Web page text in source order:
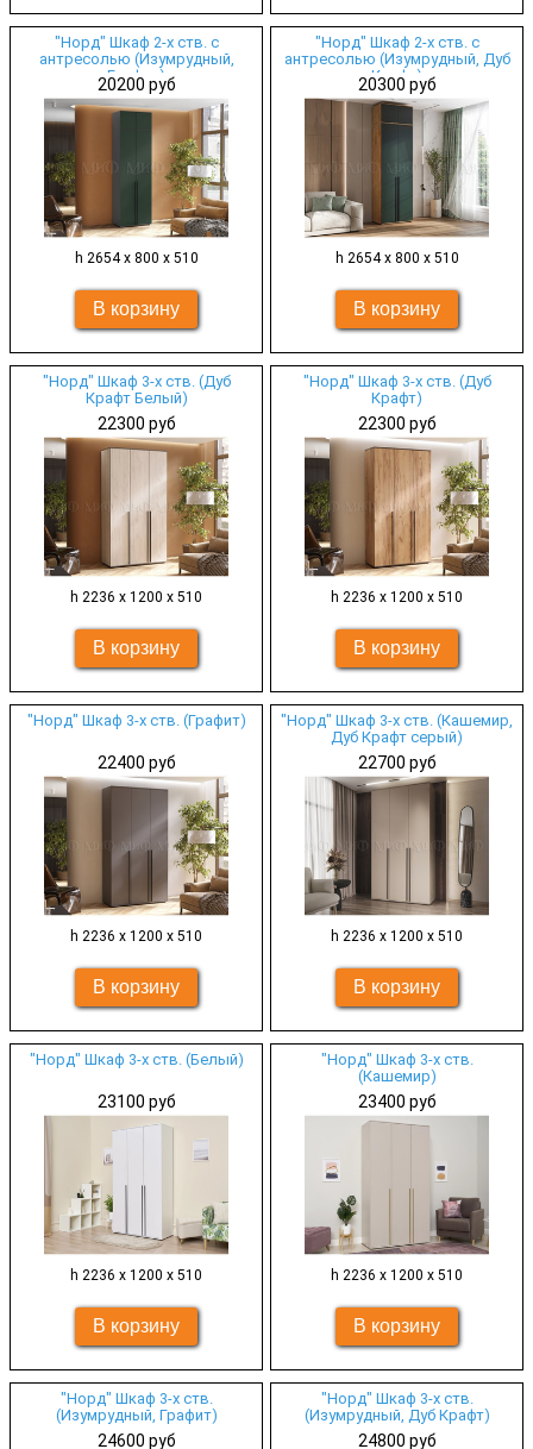
"Норд" Шкаф 2-х ств. с
антресолью (Изумрудный,
Графит)
20200 руб
h 2654 х 800 х 510
"Норд" Шкаф 2-х ств. с
антресолью (Изумрудный, Дуб
Крафт)
20300 руб
h 2654 х 800 х 510
"Норд" Шкаф 3-х ств. (Дуб
Крафт Белый)
22300 руб
h 2236 х 1200 х 510
"Норд" Шкаф 3-х ств. (Дуб
Крафт)
22300 руб
h 2236 х 1200 х 510
"Норд" Шкаф 3-х ств. (Графит)
22400 руб
h 2236 х 1200 х 510
"Норд" Шкаф 3-х ств. (Кашемир,
Дуб Крафт серый)
22700 руб
h 2236 х 1200 х 510
"Норд" Шкаф 3-х ств. (Белый)
23100 руб
h 2236 х 1200 х 510
"Норд" Шкаф 3-х ств.
(Кашемир)
23400 руб
h 2236 х 1200 х 510
"Норд" Шкаф 3-х ств.
(Изумрудный, Графит)
24600 руб
"Норд" Шкаф 3-х ств.
(Изумрудный, Дуб Крафт)
24800 руб